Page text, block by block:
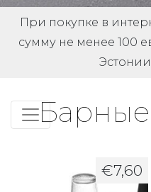
При покупке в
сумму не менее 100
€7,60